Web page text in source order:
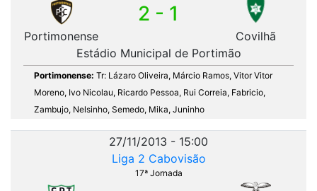
Portimonense
2 - 1
Covilhã
Estádio Municipal de Portimão
Portimonense: Tr: Lázaro Oliveira, Márcio Ramos, Vitor Vitor
Moreno, Ivo Nicolau, Ricardo Pessoa, Rui Correia, Fabricio,
Zambujo, Nelsinho, Semedo, Mika, Juninho
27/11/2013 - 15:00
Liga 2 Cabovisão
17ª Jornada